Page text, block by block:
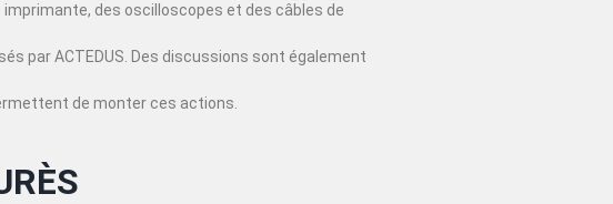
imprimante, des oscilloscopes et des câbles de
par ACTEDUS. Des discussions sont également
de monter ces actions.